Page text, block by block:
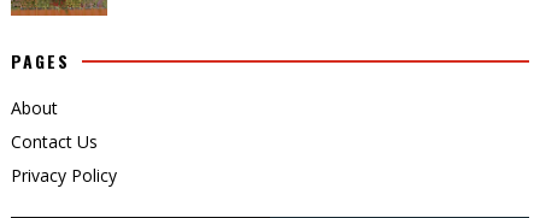
PAGES
About
Contact Us
Privacy Policy